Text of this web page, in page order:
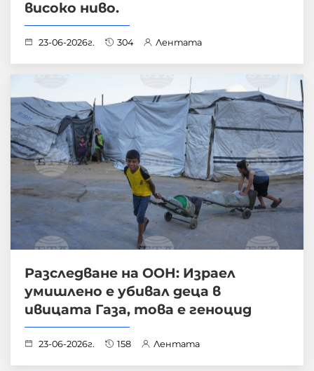
високо ниво.
23-06-2026г. 304 Лентата
Разследване на ООН: Израел
умишлено е убивал деца в
ивицата Газа, това е геноцид
23-06-2026г. 158 Лентата